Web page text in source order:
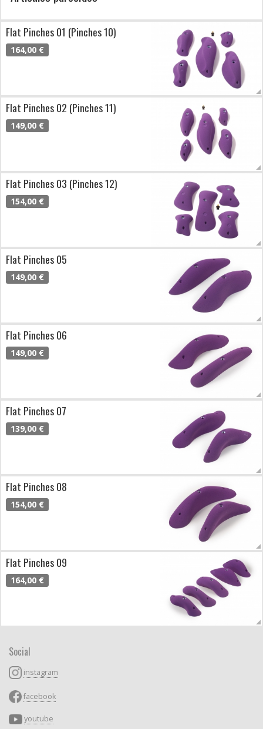
Flat Pinches 01 (Pinches 10)
164,00 €
Flat Pinches 02 (Pinches 11)
149,00 €
Flat Pinches 03 (Pinches 12)
154,00 €
Flat Pinches 05
149,00 €
Flat Pinches 06
149,00 €
Flat Pinches 07
139,00 €
Flat Pinches 08
154,00 €
Flat Pinches 09
164,00 €
Social
instagram
facebook
youtube